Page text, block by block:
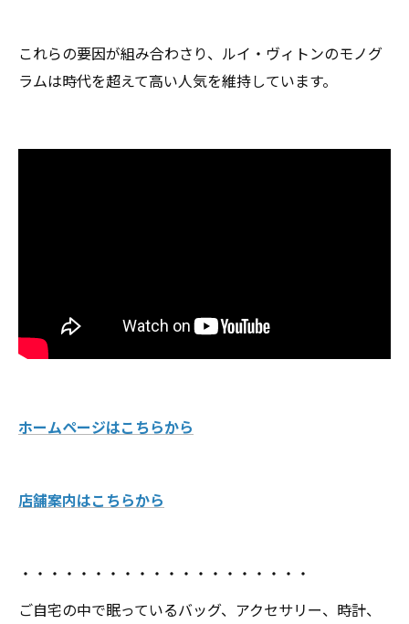
これらの要因が組み合わさり、ルイ・ヴィトンのモノグ
ラムは時代を超えて高い人気を維持しています。
ホームページはこちらから
店舗案内はこちらから
・・・・・・・・・・・・・・・・・・・・
ご自宅の中で眠っているバッグ、アクセサリー、時計、